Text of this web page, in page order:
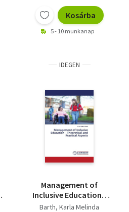
Kosárba
5 - 10 munkanap
IDEGEN
Management of
Inclusive Education -
Theoretical and
Barth, Karla Melinda